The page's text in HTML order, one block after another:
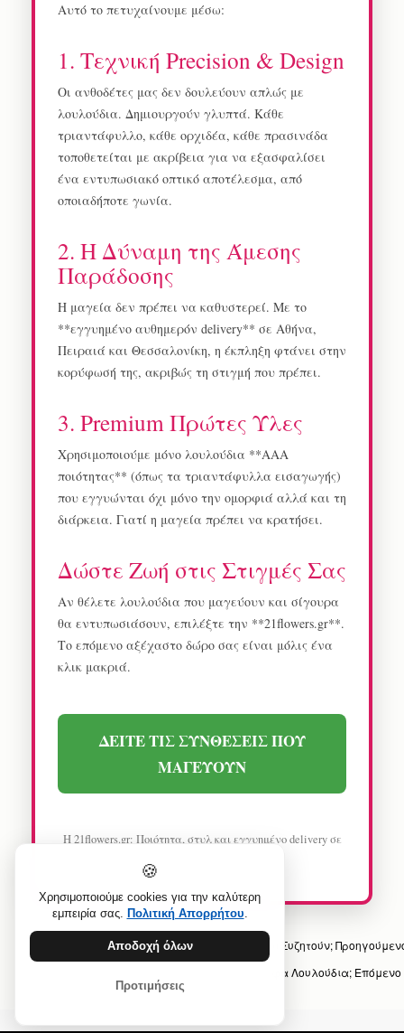
Αυτό το πετυχαίνουμε μέσω:
1. Τεχνική Precision & Design
Οι ανθοδέτες μας δεν δουλεύουν απλώς με
λουλούδια. Δημιουργούν γλυπτά. Κάθε
τριαντάφυλλο, κάθε ορχιδέα, κάθε πρασινάδα
τοποθετείται με ακρίβεια για να εξασφαλίσει
ένα εντυπωσιακό οπτικό αποτέλεσμα, από
οποιαδήποτε γωνία.
2. Η Δύναμη της Άμεσης
Παράδοσης
Η μαγεία δεν πρέπει να καθυστερεί. Με το
**εγγυημένο αυθημερόν delivery** σε Αθήνα,
Πειραιά και Θεσσαλονίκη, η έκπληξη φτάνει στην
κορύφωσή της, ακριβώς τη στιγμή που πρέπει.
3. Premium Πρώτες Ύλες
Χρησιμοποιούμε μόνο λουλούδια **ΑΑΑ
ποιότητας** (όπως τα τριαντάφυλλα εισαγωγής)
που εγγυώνται όχι μόνο την ομορφιά αλλά και τη
διάρκεια. Γιατί η μαγεία πρέπει να κρατήσει.
Δώστε Ζωή στις Στιγμές Σας
Αν θέλετε λουλούδια που μαγεύουν και σίγουρα
θα εντυπωσιάσουν, επιλέξτε την **21flowers.gr**.
Το επόμενο αξέχαστο δώρο σας είναι μόλις ένα
κλικ μακριά.
ΔΕΙΤΕ ΤΙΣ ΣΥΝΘΕΣΕΙΣ ΠΟΥ
ΜΑΓΕΥΟΥΝ
Η 21flowers.gr: Ποιότητα, στυλ και εγγυημένο delivery σε
Προηγούμενο άρθρο: Το Ανθοπωλείο που Όλοι Συζητούν;
Επόμενο άρθρο: Πού Βρίσκονται τα Πιο Όμορφα Λουλούδια; Επόμενο
🍪
Χρησιμοποιούμε cookies για την καλύτερη
εμπειρία σας. Πολιτική Απορρήτου.
Αποδοχή όλων
Προτιμήσεις